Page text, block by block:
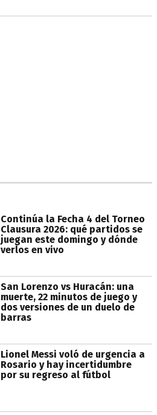
Continúa la Fecha 4 del Torneo
Clausura 2026: qué partidos se
juegan este domingo y dónde
verlos en vivo
San Lorenzo vs Huracán: una
muerte, 22 minutos de juego y
dos versiones de un duelo de
barras
Lionel Messi voló de urgencia a
Rosario y hay incertidumbre
por su regreso al fútbol